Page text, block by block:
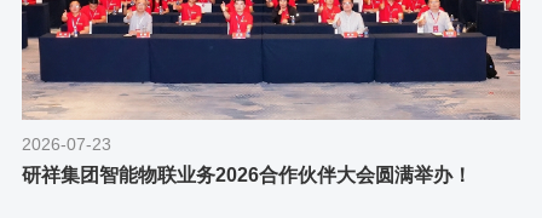
2026-07-23
研祥集团智能物联业务2026合作伙伴大会圆满举办！